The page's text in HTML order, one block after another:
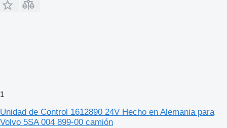
1
Unidad de Control 1612890 24V Hecho en Alemania para
Volvo 5SA 004 899-00 camión